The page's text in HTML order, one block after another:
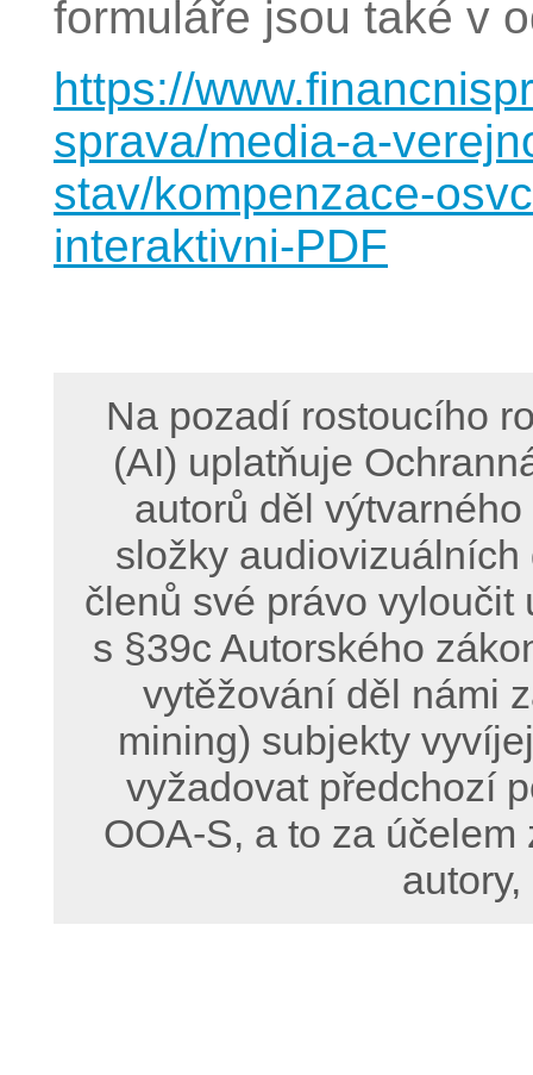
formuláře jsou také v
https://
sprava/media-a-
stav/kompenzace-
interaktivni-PDF
Na pozadí rostoucího
(AI) uplatňuje
autorů děl
složky
členů své právo
s §39c Autorského
vytěžování děl námi
mining) subjekty
vyžadovat předchozí
OOA-S, a to za